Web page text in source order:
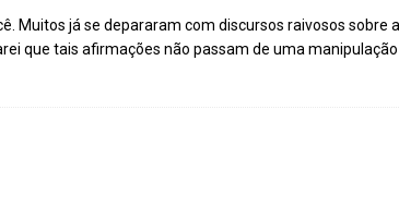
já se depararam com discursos raivosos sobre
que tais afirmações não passam de uma